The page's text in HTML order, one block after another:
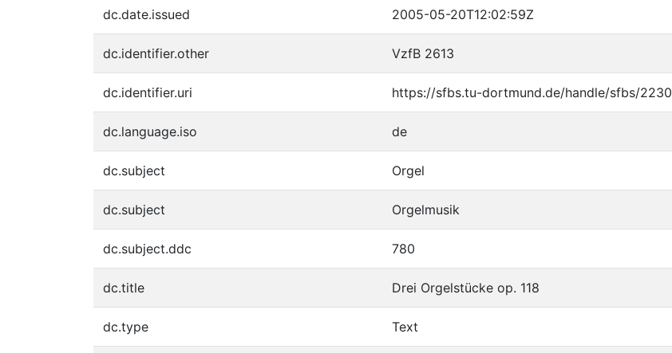
dc.date.issued 2005-05-20T12:02:59Z
dc.identifier.other VzfB 2613
dc.identifier.uri https://sfbs.tu-dortmund.de/handle/sfbs/2230
dc.language.iso de
dc.subject Orgel
dc.subject Orgelmusik
dc.subject.ddc 780
dc.title Drei Orgelstücke op. 118
dc.type Text